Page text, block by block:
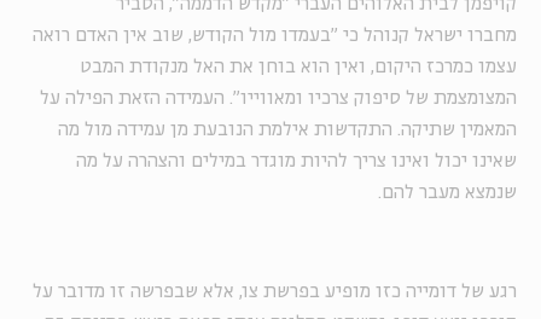
קויפמן לבית האלוהים העברי "מקדש הדממה", הסביר
מחברו ישראל קנוהל כי "בעמדו מול הקודש, שוב אין האדם רואה
עצמו כמרכז היקום, ואין הוא בוחן את האל מנקודת המבט
המצומצמת של סיפוק צרכיו ומאווייו". העמידה הזאת הפילה על
המאמין שתיקה. התקדשות אילמת הנובעת מן עמידה מול מה
שאינו יכול ואינו צריך להיות מוגדר במילים והצהרה על מה
שנמצא מעבר להם.
רגע של דומייה כזו מופיע בפרשת צו, אלא שבפרשה זו מדובר על